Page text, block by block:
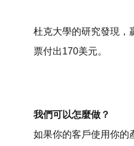
杜克大學的研究發現，
票付出170美元。
我們可以怎麼做？
如果你的客戶使用你的